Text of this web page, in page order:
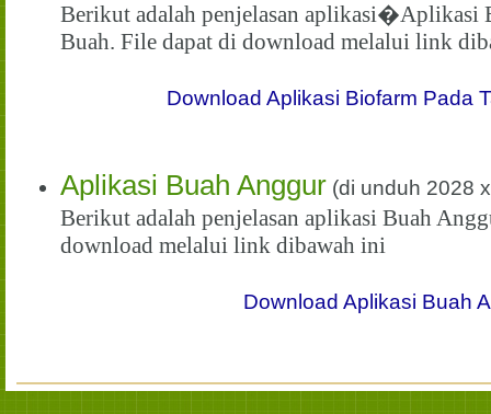
Berikut adalah penjelasan aplikasi�Aplikasi
Buah. File dapat di download melalui link
Download Aplikasi Biofarm Pada
Aplikasi Buah Anggur (di unduh 2028
Berikut adalah penjelasan aplikasi Buah
download melalui link dibawah ini
Download Aplikasi Buah